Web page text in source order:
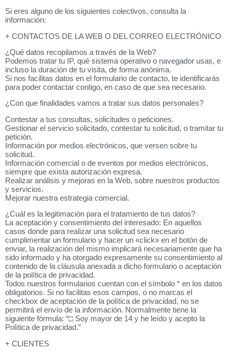
Si eres alguno de los siguientes colectivos, consulta la
información:
+ CONTACTOS DE LA WEB O DEL CORREO ELECTRÓNICO
¿Qué datos recopilamos a través de la Web?
Podemos tratar tu IP, qué sistema operativo o navegador usas, e
incluso la duración de tu visita, de forma anónima.
Si nos facilitas datos en el formulario de contacto, te identificarás
para poder contactar contigo, en caso de que sea necesario.
¿Con que finalidades vamos a tratar sus datos personales?
Contestar a tus consultas, solicitudes o peticiones.
Gestionar el servicio solicitado, contestar tu solicitud, o tramitar tu
petición.
Información por medios electrónicos, que versen sobre tu
solicitud.
Información comercial o de eventos por medios electrónicos,
siempre que exista autorización expresa.
Realizar análisis y mejoras en la Web, sobre nuestros productos
y servicios.
Mejorar nuestra estrategia comercial.
¿Cuál es la legitimación para el tratamiento de tus datos?
La aceptación y consentimiento del interesado: En aquellos
casos donde para realizar una solicitud sea necesario
cumplimentar un formulario y hacer un «click» en el botón de
enviar, la realización del mismo implicará necesariamente que ha
sido informado y ha otorgado expresamente su consentimiento al
contenido de la cláusula anexada a dicho formulario o aceptación
de la política de privacidad.
Todos nuestros formularios cuentan con el símbolo * en los datos
obligatorios. Si no facilitas esos campos, o no marcas el
checkbox de aceptación de la política de privacidad, no se
permitirá el envío de la información. Normalmente tiene la
siguiente fórmula: “□ Soy mayor de 14 y he leído y acepto la
Política de privacidad.”
+ CLIENTES